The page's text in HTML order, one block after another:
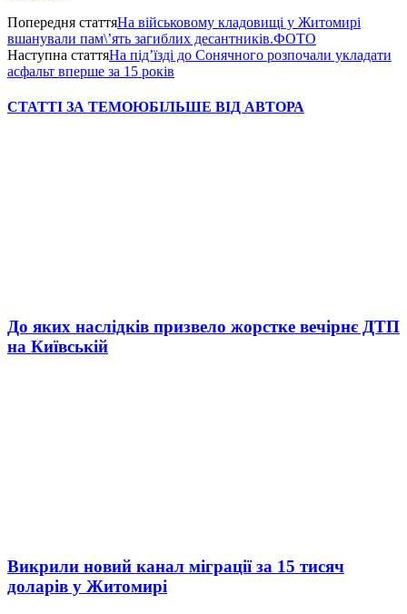
Попередня статтяНа військовому кладовищі у Житомирі
вшанували пам\’ять загиблих десантників.ФОТО
Наступна статтяНа під’їзді до Сонячного розпочали укладати
асфальт вперше за 15 років
СТАТТІ ЗА ТЕМОЮБІЛЬШЕ ВІД АВТОРА
До яких наслідків призвело жорстке вечірнє ДТП
на Київській
Викрили новий канал міграції за 15 тисяч
доларів у Житомирі